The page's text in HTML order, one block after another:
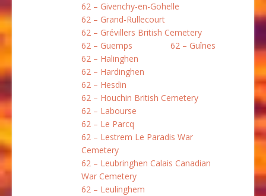
62 – Givenchy-en-Gohelle
62 – Grand-Rullecourt
62 – Grévillers British Cemetery
62 – Guemps
62 – Guînes
62 – Halinghen
62 – Hardinghen
62 – Hesdin
62 – Houchin British Cemetery
62 – Labourse
62 – Le Parcq
62 – Lestrem Le Paradis War
Cemetery
62 – Leubringhen Calais Canadian
War Cemetery
62 – Leulinghem